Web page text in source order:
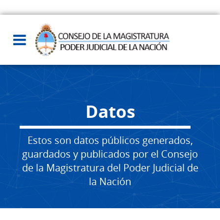
Datos
Estos son datos públicos generados,
guardados y publicados por el Consejo
de la Magistratura del Poder Judicial de
la Nación